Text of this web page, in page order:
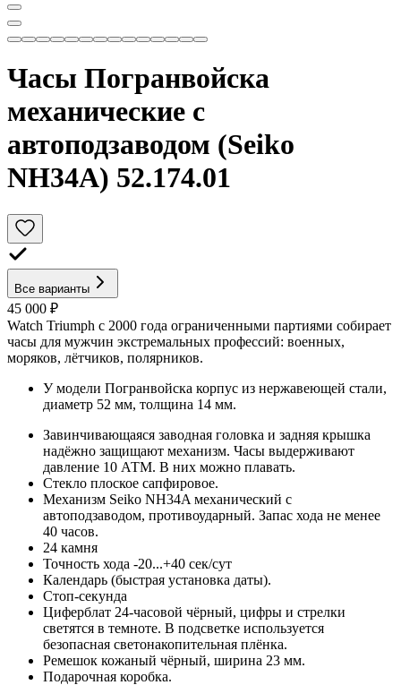
Часы Погранвойска
механические с
автоподзаводом (Seiko
NH34A) 52.174.01
Все варианты
45 000 ₽
Watch Triumph с 2000 года ограниченными партиями собирает
часы для мужчин экстремальных профессий: военных,
моряков, лётчиков, полярников.
У модели Погранвойска корпус из нержавеющей стали,
диаметр 52 мм, толщина 14 мм.
Завинчивающаяся заводная головка и задняя крышка
надёжно защищают механизм. Часы выдерживают
давление 10 АТМ. В них можно плавать.
Стекло плоское сапфировое.
Механизм Seiko NH34A механический с
автоподзаводом, противоударный. Запас хода не менее
40 часов.
24 камня
Точность хода -20...+40 сек/сут
Календарь (быстрая установка даты).
Стоп-секунда
Циферблат 24-часовой чёрный, цифры и стрелки
светятся в темноте. В подсветке используется
безопасная светонакопительная плёнка.
Ремешок кожаный чёрный, ширина 23 мм.
Подарочная коробка.